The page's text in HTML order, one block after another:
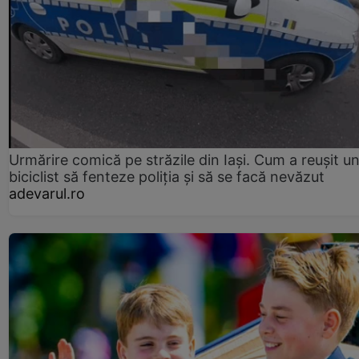
Urmărire comică pe străzile din Iași. Cum a reușit un
biciclist să fenteze poliția și să se facă nevăzut
adevarul.ro